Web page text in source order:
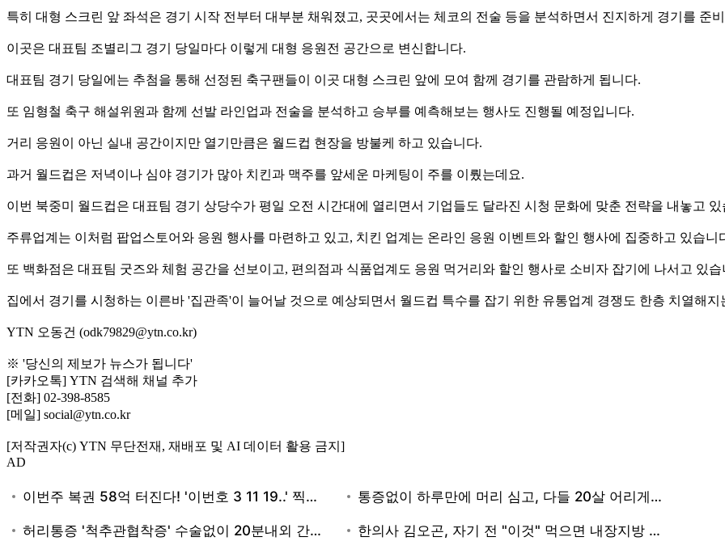
특히 대형 스크린 앞 좌석은 경기 시작 전부터 대부분 채워졌고, 곳곳에서는 체코의 전술 등을 분석하면서 진지하게 경기를 준
이곳은 대표팀 조별리그 경기 당일마다 이렇게 대형 응원전 공간으로 변신합니다.
대표팀 경기 당일에는 추첨을 통해 선정된 축구팬들이 이곳 대형 스크린 앞에 모여 함께 경기를 관람하게 됩니다.
또 임형철 축구 해설위원과 함께 선발 라인업과 전술을 분석하고 승부를 예측해보는 행사도 진행될 예정입니다.
거리 응원이 아닌 실내 공간이지만 열기만큼은 월드컵 현장을 방불케 하고 있습니다.
과거 월드컵은 저녁이나 심야 경기가 많아 치킨과 맥주를 앞세운 마케팅이 주를 이뤘는데요.
이번 북중미 월드컵은 대표팀 경기 상당수가 평일 오전 시간대에 열리면서 기업들도 달라진 시청 문화에 맞춘 전략을 내놓고 있
주류업계는 이처럼 팝업스토어와 응원 행사를 마련하고 있고, 치킨 업계는 온라인 응원 이벤트와 할인 행사에 집중하고 있습니
또 백화점은 대표팀 굿즈와 체험 공간을 선보이고, 편의점과 식품업계도 응원 먹거리와 할인 행사로 소비자 잡기에 나서고 있습
집에서 경기를 시청하는 이른바 '집관족'이 늘어날 것으로 예상되면서 월드컵 특수를 잡기 위한 유통업계 경쟁도 한층 치열해지
YTN 오동건 (odk79829@ytn.co.kr)
※ '당신의 제보가 뉴스가 됩니다'
[카카오톡] YTN 검색해 채널 추가
[전화] 02-398-8585
[메일] social@ytn.co.kr
[저작권자(c) YTN 무단전재, 재배포 및 AI 데이터 활용 금지]
AD